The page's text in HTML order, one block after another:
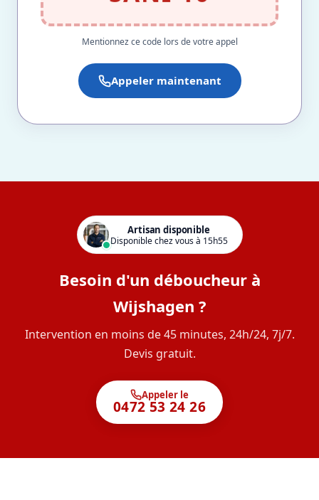
Mentionnez ce code lors de votre appel
Appeler maintenant
Artisan disponible
Disponible chez vous à 15h55
Besoin d'un déboucheur à
Wijshagen ?
Intervention en moins de 45 minutes, 24h/24, 7j/7.
Devis gratuit.
Appeler le
0472 53 24 26